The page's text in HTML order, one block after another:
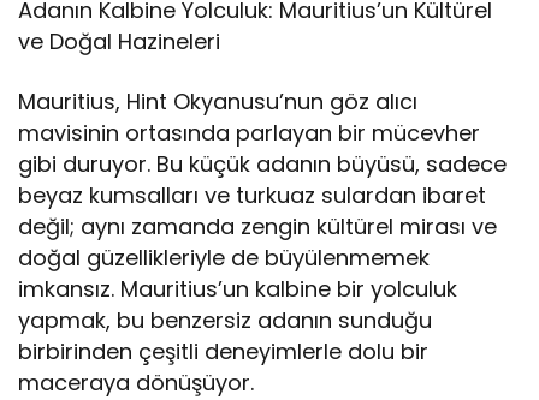
Adanın Kalbine Yolculuk: Mauritius’un Kültürel
ve Doğal Hazineleri
Mauritius, Hint Okyanusu’nun göz alıcı
mavisinin ortasında parlayan bir mücevher
gibi duruyor. Bu küçük adanın büyüsü, sadece
beyaz kumsalları ve turkuaz sulardan ibaret
değil; aynı zamanda zengin kültürel mirası ve
doğal güzellikleriyle de büyülenmemek
imkansız. Mauritius’un kalbine bir yolculuk
yapmak, bu benzersiz adanın sunduğu
birbirinden çeşitli deneyimlerle dolu bir
maceraya dönüşüyor.